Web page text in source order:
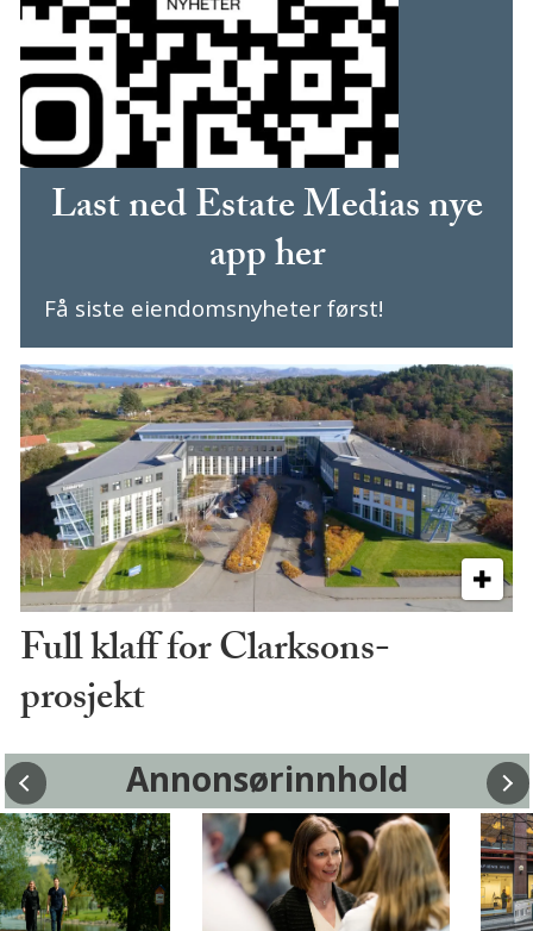
Last ned Estate Medias nye
app her
Få siste eiendomsnyheter først!
Full klaff for Clarksons-
prosjekt
Annonsørinnhold